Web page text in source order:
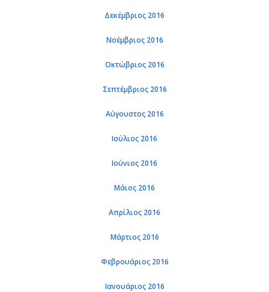
Δεκέμβριος 2016
Νοέμβριος 2016
Οκτώβριος 2016
Σεπτέμβριος 2016
Αύγουστος 2016
Ιούλιος 2016
Ιούνιος 2016
Μάιος 2016
Απρίλιος 2016
Μάρτιος 2016
Φεβρουάριος 2016
Ιανουάριος 2016